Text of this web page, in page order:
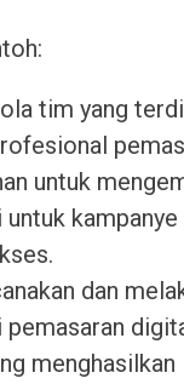
tim yang
untuk
kampanye
dan
pemasaran
menghasilkan